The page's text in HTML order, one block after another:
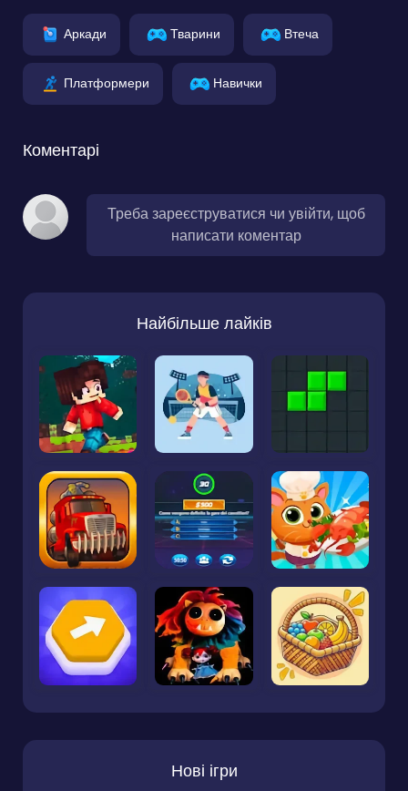
Аркади Тварини Втеча
Платформери Навички
Коментарі
Треба зареєструватися чи увійти, щоб
написати коментар
Найбільше лайків
Нові ігри